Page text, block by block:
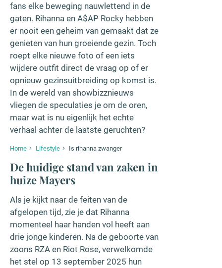
fans elke beweging nauwlettend in de
gaten. Rihanna en A$AP Rocky hebben
er nooit een geheim van gemaakt dat ze
genieten van hun groeiende gezin. Toch
roept elke nieuwe foto of een iets
wijdere outfit direct de vraag op of er
opnieuw gezinsuitbreiding op komst is.
In de wereld van showbizznieuws
vliegen de speculaties je om de oren,
maar wat is nu eigenlijk het echte
verhaal achter de laatste geruchten?
Home Lifestyle Is rihanna zwanger
De huidige stand van zaken in
huize Mayers
Als je kijkt naar de feiten van de
afgelopen tijd, zie je dat Rihanna
momenteel haar handen vol heeft aan
drie jonge kinderen. Na de geboorte van
zoons RZA en Riot Rose, verwelkomde
het stel op 13 september 2025 hun